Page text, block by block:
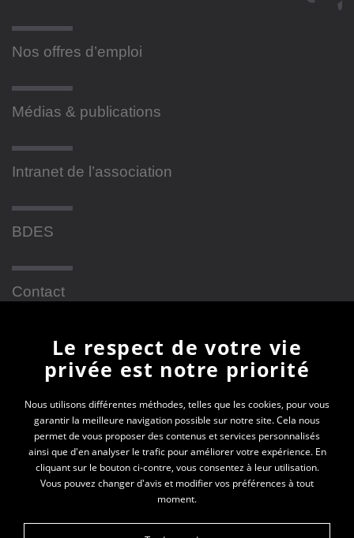
Nos offres d’emploi
Médias & publications
Intranet de l’association
BDES
Contact
Newsletter
En vous inscrivant à la newsletter, vous recevrez
toutes les actualités des PEP 69
Votre e-mail*
Le respect de votre vie
privée est notre priorité
Nous utilisons différentes méthodes, telles que les cookies, pour vous
garantir la meilleure navigation possible sur notre site. Cela nous
permet de vous proposer des contenus et services personnalisés
ainsi que d'en analyser le trafic pour améliorer votre expérience. En
cliquant sur le bouton ci-contre, vous consentez à leur utilisation.
Vous pouvez changer d'avis et modifier vos préférences à tout
moment.